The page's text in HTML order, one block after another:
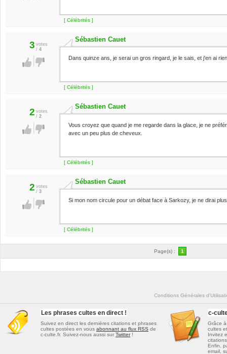
[ Célébrités ]
3 votes
/ 4
Sébastien Cauet
Dans quinze ans, je serai un gros ringard, je le sais, et j'en ai
[ Célébrités ]
2 votes
/ 2
Sébastien Cauet
Vous croyez que quand je me regarde dans la glace, je ne
avec un peu plus de cheveux.
[ Célébrités ]
2 votes
/ 3
Sébastien Cauet
Si mon nom circule pour un débat face à Sarkozy, je ne dirai
[ Célébrités ]
Page(s) : 1
Conditions Générales
Les phrases cultes en direct !
Suivez en direct les dernières citations et phrases
cultes postées en vous abonnant au flux RSS de
c-culte.fr. Suivez-nous aussi sur Twitter!
c-
Grâce
cultes
Invitez
citations
Enfin,
email,